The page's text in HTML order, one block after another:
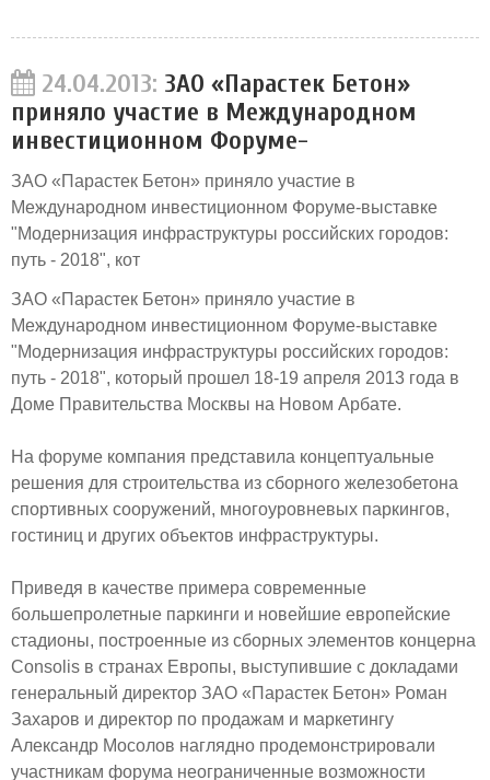
24.04.2013: ЗАО «Парастек Бетон»
приняло участие в Международном
инвестиционном Форуме-
ЗАО «Парастек Бетон» приняло участие в
Международном инвестиционном Форуме-выставке
"Модернизация инфраструктуры российских городов:
путь - 2018", кот
ЗАО «Парастек Бетон» приняло участие в
Международном инвестиционном Форуме-выставке
"Модернизация инфраструктуры российских городов:
путь - 2018", который прошел 18-19 апреля 2013 года в
Доме Правительства Москвы на Новом Арбате.
На форуме компания представила концептуальные
решения для строительства из сборного железобетона
спортивных сооружений, многоуровневых паркингов,
гостиниц и других объектов инфраструктуры.
Приведя в качестве примера современные
большепролетные паркинги и новейшие европейские
стадионы, построенные из сборных элементов концерна
Consolis в странах Европы, выступившие с докладами
генеральный директор ЗАО «Парастек Бетон» Роман
Захаров и директор по продажам и маркетингу
Александр Мосолов наглядно продемонстрировали
участникам форума неограниченные возможности